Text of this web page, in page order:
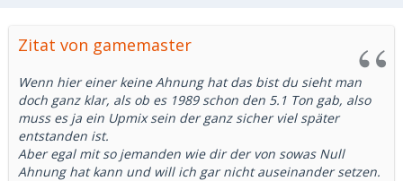
Zitat von gamemaster
Wenn hier einer keine Ahnung hat das bist du sieht man
doch ganz klar, als ob es 1989 schon den 5.1 Ton gab, also
muss es ja ein Upmix sein der ganz sicher viel später
entstanden ist.
Aber egal mit so jemanden wie dir der von sowas Null
Ahnung hat kann und will ich gar nicht auseinander setzen.